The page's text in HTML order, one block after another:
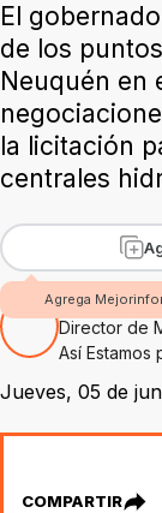
El
de los
Neuquén en
la licitación
centrales
Agrega
Por Rubén
Director de
Así Estamos
Jueves, 05 de
COMPARTIR